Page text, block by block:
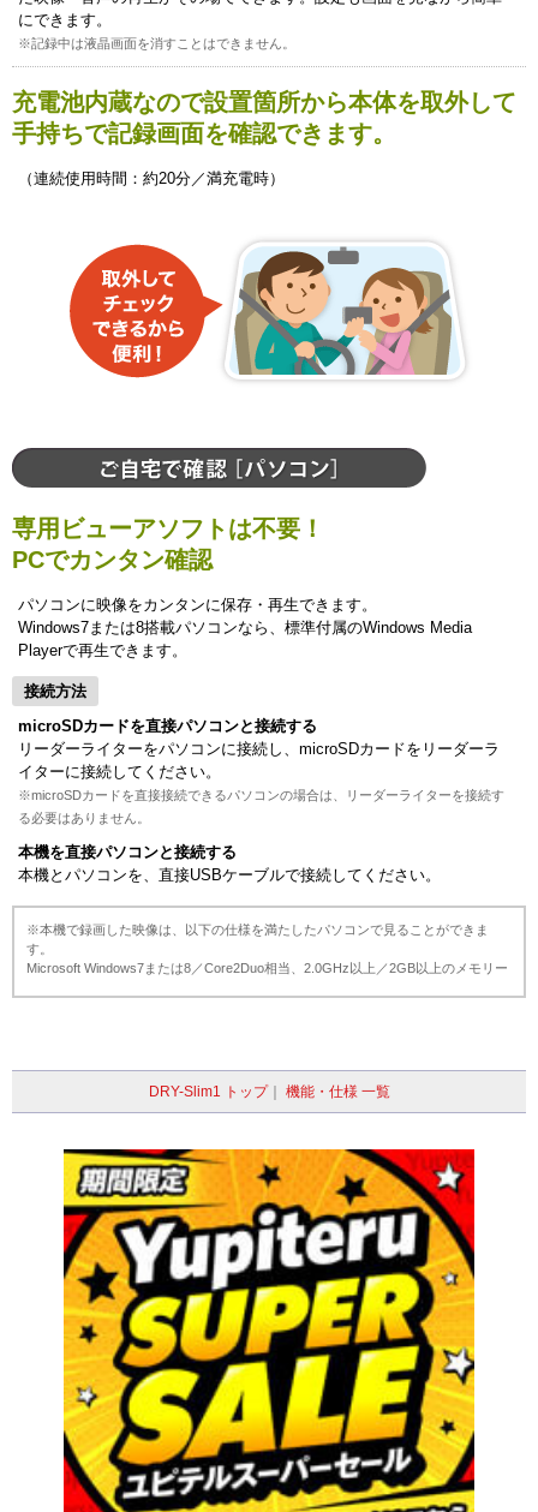
にできます。
※記録中は液晶画面を消すことはできません。
充電池内蔵なので設置箇所から本体を取外して
手持ちで記録画面を確認できます。
（連続使用時間：約20分／満充電時）
専用ビューアソフトは不要！
PCでカンタン確認
パソコンに映像をカンタンに保存・再生できます。
Windows7または8搭載パソコンなら、標準付属のWindows Media
Playerで再生できます。
接続方法
microSDカードを直接パソコンと接続する
リーダーライターをパソコンに接続し、microSDカードをリーダーラ
イターに接続してください。
※microSDカードを直接接続できるパソコンの場合は、リーダーライターを接続す
る必要はありません。
本機を直接パソコンと接続する
本機とパソコンを、直接USBケーブルで接続してください。
※本機で録画した映像は、以下の仕様を満たしたパソコンで見ることができま
す。
Microsoft Windows7または8／Core2Duo相当、2.0GHz以上／2GB以上のメモリー
DRY-Slim1 トップ｜ 機能・仕様 一覧